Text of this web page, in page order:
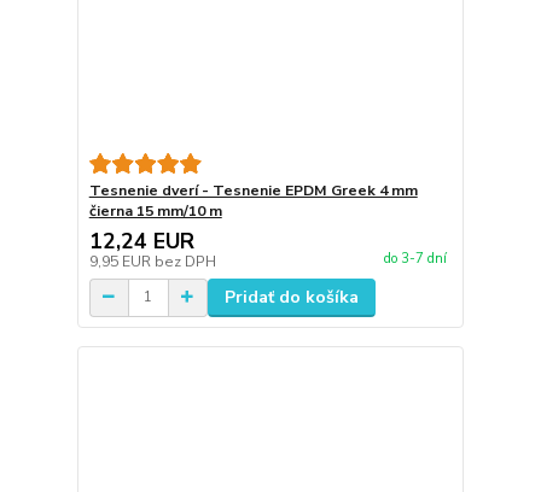
Tesnenie dverí - Tesnenie EPDM Greek 4 mm
čierna 15 mm/10 m
12,24 EUR
9,95 EUR bez DPH do 3-7 dní
Pridať do košíka